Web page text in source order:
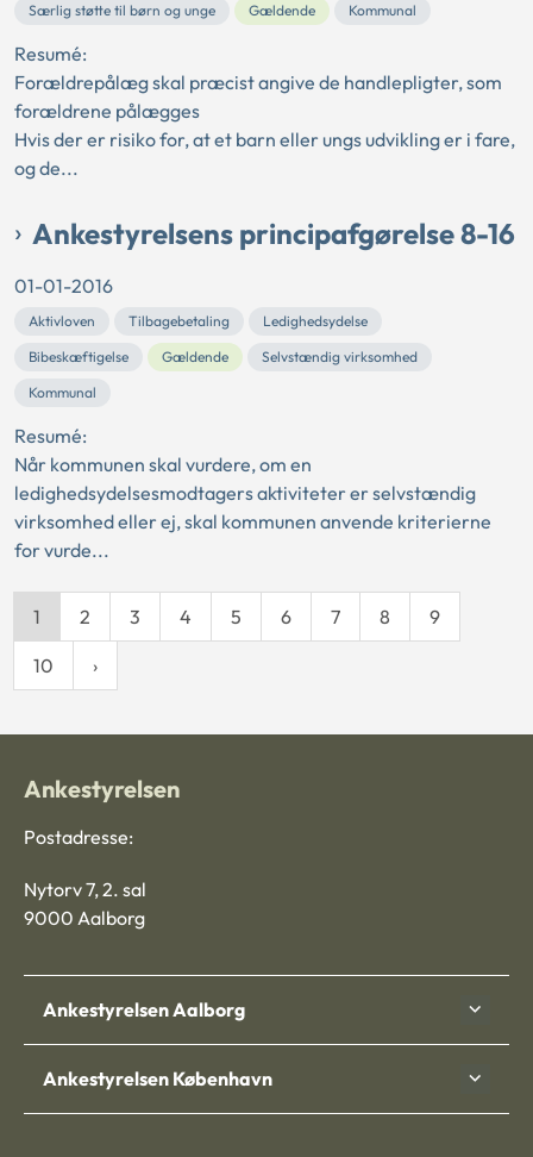
Særlig støtte til børn og unge
Gældende Kommunal
Resumé:
Forældrepålæg skal præcist angive de handlepligter, som
forældrene pålægges
Hvis der er risiko for, at et barn eller ungs udvikling er i fare,
og de...
Ankestyrelsens principafgørelse 8-16
01-01-2016
Aktivloven Tilbagebetaling
Ledighedsydelse
Bibeskæftigelse
Gældende
Selvstændig virksomhed
Kommunal
Resumé:
Når kommunen skal vurdere, om en
ledighedsydelsesmodtagers aktiviteter er selvstændig
virksomhed eller ej, skal kommunen anvende kriterierne
for vurde...
1 2 3 4 5 6 7 8 9
10
Ankestyrelsen
Postadresse:
Nytorv 7, 2. sal
9000 Aalborg
Ankestyrelsen Aalborg
Ankestyrelsen København